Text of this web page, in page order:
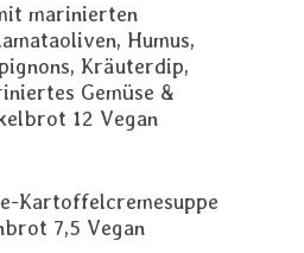
marinierten
Humus,
Kräuterdip,
Gemüse &
12 Vegan
Kartoffelcremesuppe
7,5 Vegan